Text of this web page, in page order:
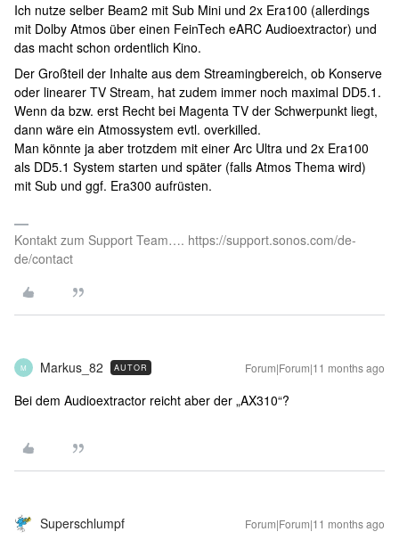
Ich nutze selber Beam2 mit Sub Mini und 2x Era100 (allerdings
mit Dolby Atmos über einen FeinTech eARC Audioextractor) und
das macht schon ordentlich Kino.
Der Großteil der Inhalte aus dem Streamingbereich, ob Konserve
oder linearer TV Stream, hat zudem immer noch maximal DD5.1.
Wenn da bzw. erst Recht bei Magenta TV der Schwerpunkt liegt,
dann wäre ein Atmossystem evtl. overkilled.
Man könnte ja aber trotzdem mit einer Arc Ultra und 2x Era100
als DD5.1 System starten und später (falls Atmos Thema wird)
mit Sub und ggf. Era300 aufrüsten.
Kontakt zum Support Team…. https://support.sonos.com/de-
de/contact
M Markus_82 AUTOR Forum|Forum|11 months ago
Bei dem Audioextractor reicht aber der „AX310“?
Superschlumpf Forum|Forum|11 months ago